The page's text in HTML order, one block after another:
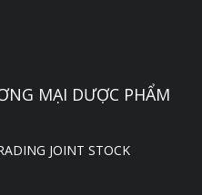
MẠI DƯỢC PHẨM
JOINT STOCK